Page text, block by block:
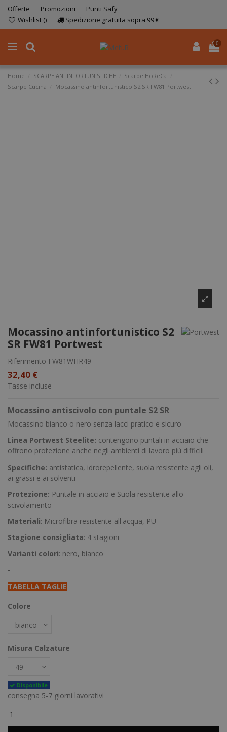
Offerte Promozioni
Punti Safy
Wishlist () Spedizione gratuita sopra 99 €
0
Home SCARPE ANTINFORTUNISTICHE
Scarpe HoReCa
Scarpe Cucina
Mocassino antinfortunistico S2 SR FW81 Portwest
Mocassino antinfortunistico S2
SR FW81 Portwest
Riferimento FW81WHR49
32,40 €
Tasse incluse
Mocassino antiscivolo con puntale S2 SR
Mocassino bianco o nero senza lacci pratico e sicuro
Linea Portwest Steelite: contengono puntali in acciaio che
offrono protezione anche negli ambienti di lavoro più difficili
Specifiche: antistatica, idrorepellente, suola resistente agli oli,
ai grassi e ai solventi
Protezione: Puntale in acciaio e Suola resistente allo
scivolamento
Materiali: Microfibra resistente all'acqua, PU
Stagione consigliata: 4 stagioni
Varianti colori: nero, bianco
-
TABELLA TAGLIE
Colore
Misura Calzature
Disponibile
consegna 5-7 giorni lavorativi